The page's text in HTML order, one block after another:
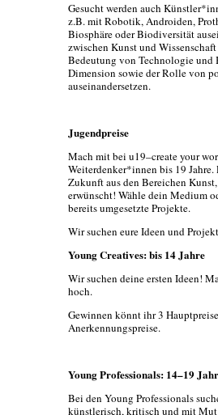
Gesucht werden auch
z.B. mit Robotik, Androiden,
Biosphäre oder Biodiversität
zwischen Kunst und
Bedeutung von Technologie und
Dimension sowie der Rolle von
auseinandersetzen.
Jugendpreise
Mach mit bei u19–create your
Weiterdenker*innen bis 19 Jahre.
Zukunft aus den Bereichen
erwünscht! Wähle dein Medium
bereits umgesetzte Projekte.
Wir suchen eure Ideen und
Young Creatives: bis 14 Jahre
Wir suchen deine ersten Ideen!
hoch.
Gewinnen könnt ihr 3
Anerkennungspreise.
Young Professionals: 14–19
Bei den Young Professionals
künstlerisch, kritisch und mit